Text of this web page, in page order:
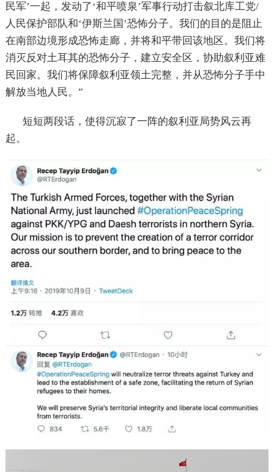
民军’一起，发动了‘和平喷泉’军事行动打击叙北库工党/
人民保护部队和‘伊斯兰国’恐怖分子。我们的目的是阻止
在南部边境形成恐怖走廊，并将和平带回该地区。我们将
消灭反对土耳其的恐怖分子，建立安全区，协助叙利亚难
民回家。我们将保障叙利亚领土完整，并从恐怖分子手中
解放当地人民。”
短短两段话，使得沉寂了一阵的叙利亚局势风云再
起。